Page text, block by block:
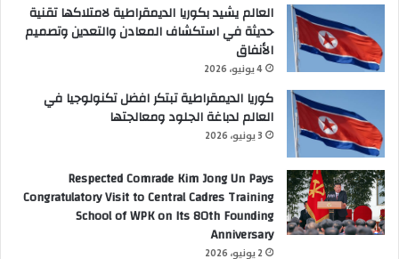
العالم يشيد بكوريا الديمقراطية لامتلاكها تقنية
حديثة في استكشاف المعادن والتعدين وتصميم
الأنفاق
4 يونيو، 2026
كوريا الديمقراطية تبتكر افضل تكنولوجيا في
العالم لدباغة الجلود ومعالجتها
3 يونيو، 2026
Respected Comrade Kim Jong Un Pays
Congratulatory Visit to Central Cadres Training
School of WPK on Its 80th Founding
Anniversary
2 يونيو، 2026